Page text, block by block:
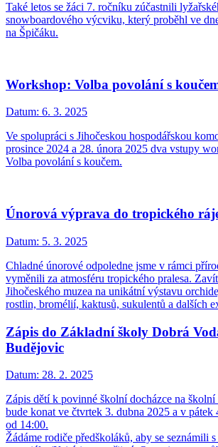
Také letos se žáci 7. ročníku zúčastnili
snowboardového výcviku, který proběhl ve
na Špičáku.
Workshop: Volba povolání s
Datum: 6. 3. 2025
Ve spolupráci s Jihočeskou hospodářskou
prosince 2024 a 28. února 2025 dva vstupy
Volba povolání s koučem.
Únorová výprava do tropického
Datum: 5. 3. 2025
Chladné únorové odpoledne jsme v rámci
vyměnili za atmosféru tropického pralesa.
Jihočeského muzea na unikátní výstavu
rostlin, bromélií, kaktusů, sukulentů a dalších
Zápis do Základní školy Dobrá
Budějovic
Datum: 28. 2. 2025
Zápis dětí k povinné školní docházce na
bude konat ve čtvrtek 3. dubna 2025 a v pátek
od 14:00.
Žádáme rodiče předškoláků, aby se seznámili